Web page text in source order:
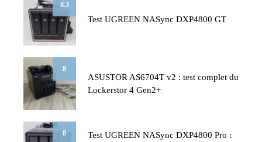
8.3
Test UGREEN NASync DXP4800 GT
8
ASUSTOR AS6704T v2 : test complet du
Lockerstor 4 Gen2+
8
Test UGREEN NASync DXP4800 Pro :